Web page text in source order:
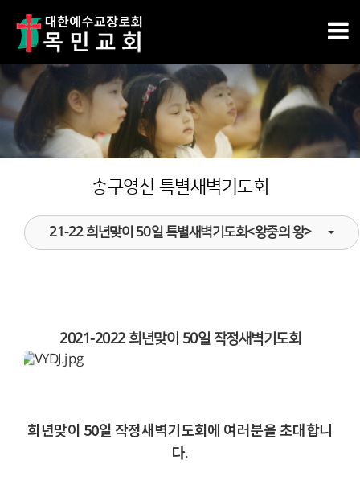
송구영신 특별새벽기도회
21-22 희년맞이 50일 특별새벽기도회<왕중의 왕>
2021-2022 희년맞이 50일 작정새벽기도회
희년맞이 50일 작정새벽기도회에 여러분을 초대합니
다.